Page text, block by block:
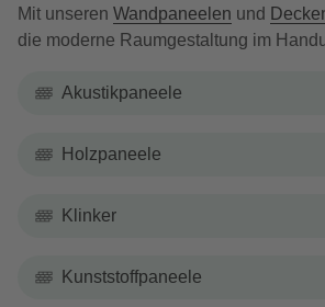
Mit unseren Wandpaneelen und
die moderne Raumgestaltung im
Akustikpaneele
Holzpaneele
Klinker
Kunststoffpaneele